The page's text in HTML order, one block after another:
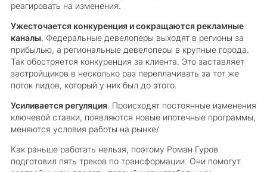
реагировать на изменения.
Ужесточается конкуренция и сокращаются рекламные
каналы. Федеральные девелоперы выходят в регионы за
прибылью, а региональные девелоперы в крупные города.
Так обостряется конкуренция за клиента. Это заставляет
застройщиков в несколько раз переплачивать за тот же
поток лидов, который у них был до этого.
Усиливается регуляция. Происходят постоянные изменения
ключевой ставки, появляются новые ипотечные программы,
меняются условия работы на рынке/
Как раньше работать нельзя, поэтому Роман Гуров
подготовил пять треков по трансформации. Они помогут